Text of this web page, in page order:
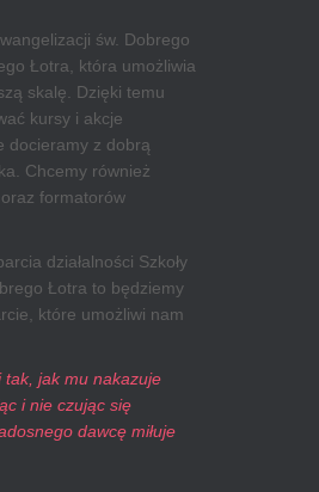
św. Dobrego
Łotra, która umożliwia
skalę. Dzięki temu
kursy i akcje
docieramy z dobrą
Chcemy również
formatorów
działalności Szkoły
Łotra to będziemy
które umożliwi nam
tak, jak mu nakazuje
i nie czując się
dawcę miłuje